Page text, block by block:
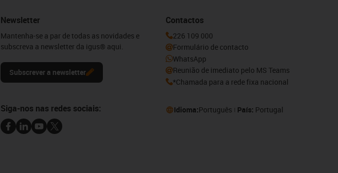
Newsletter
Mantenha-se a par de todas as novidades e
subscreva a newsletter da igus® aqui.
Subscrever a newsletter
Contactos
226 109 000
Formulário de contacto
WhatsApp
Reunião de imediato pelo MS Teams
*Chamada para a rede fixa nacional
Siga-nos nas redes sociais: Idioma:Português País: Portugal